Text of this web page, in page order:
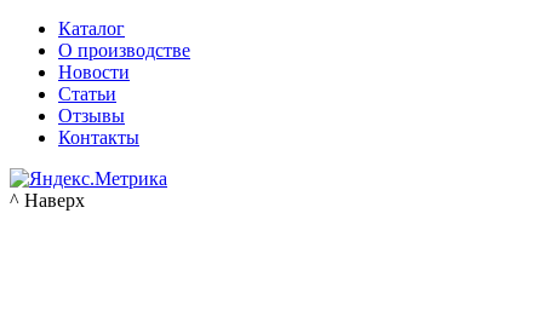
Каталог
О производстве
Новости
Статьи
Отзывы
Контакты
^ Наверх